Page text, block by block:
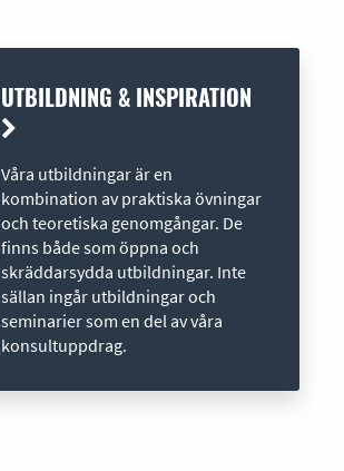
UTBILDNING & INSPIRATION
Våra utbildningar är en
kombination av praktiska övningar
och teoretiska genomgångar. De
finns både som öppna och
skräddarsydda utbildningar. Inte
sällan ingår utbildningar och
seminarier som en del av våra
konsultuppdrag.